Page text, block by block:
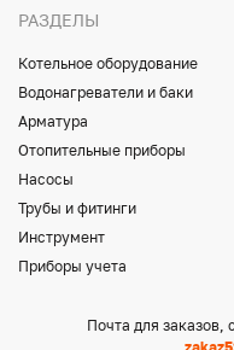
РАЗДЕЛЫ
Котельное оборудование
Водонагреватели и баки
Арматура
Отопительные приборы
Насосы
Трубы и фитинги
Инструмент
Приборы учета
Почта для заказов,